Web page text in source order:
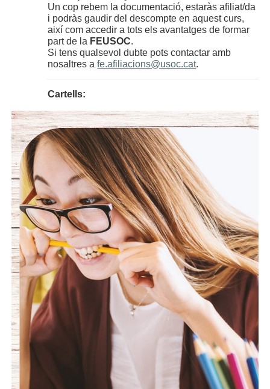
Un cop rebem la documentació, estaràs afiliat/da
i podràs gaudir del descompte en aquest curs,
així com accedir a tots els avantatges de formar
part de la FEUSOC.
Si tens qualsevol dubte pots contactar amb
nosaltres afe.afiliacions@usoc.cat.
Cartells: